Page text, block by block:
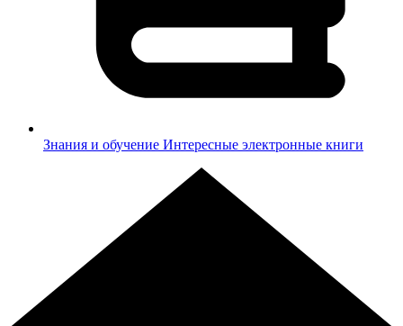
Знания и обучение Интересные электронные книги